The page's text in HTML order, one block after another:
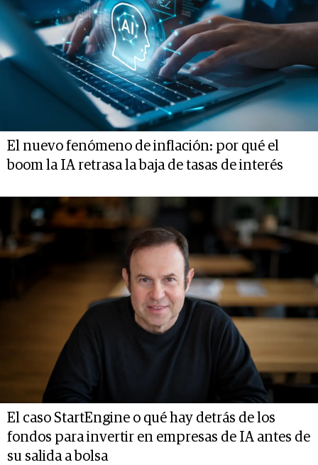
El nuevo fenómeno de inflación: por qué el
boom la IA retrasa la baja de tasas de interés
El caso StartEngine o qué hay detrás de los
fondos para invertir en empresas de IA antes de
su salida a bolsa